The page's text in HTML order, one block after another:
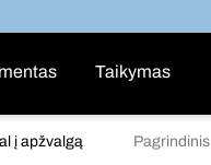
Taikymas
į apžvalgą Pagrindinis